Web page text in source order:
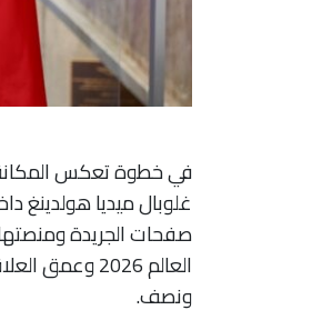
في خطوة تعكس المكانة
غلوبال ميديا هولدينغ
صفحات الجريدة
العالم 2026
ونصف.